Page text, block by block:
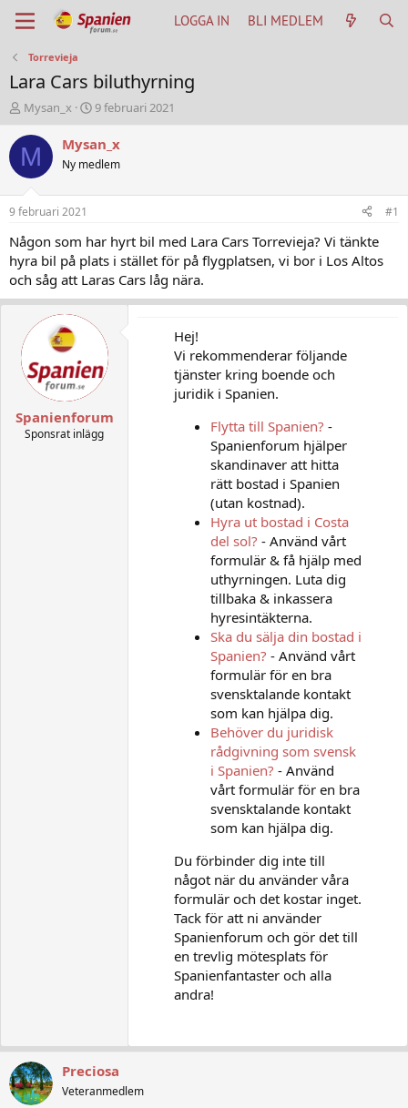
LOGGA IN BLI MEDLEM
Torrevieja
Lara Cars biluthyrning
T
h
r
e
t
a
t
e
r
Mysan_x
S
t
a
t
u
m
9 februari 2021
M Mysan_x
Ny medlem
9 februari 2021 #1
Någon som har hyrt bil med Lara Cars Torrevieja? Vi tänkte
hyra bil på plats i stället för på flygplatsen, vi bor i Los Altos
och såg att Laras Cars låg nära.
Spanienforum
Sponsrat inlägg
Hej!
Vi rekommenderar följande
tjänster kring boende och
juridik i Spanien.
Flytta till Spanien? -
Spanienforum hjälper
skandinaver att hitta
rätt bostad i Spanien
(utan kostnad).
Hyra ut bostad i Costa
del sol? - Använd vårt
formulär & få hjälp med
uthyrningen. Luta dig
tillbaka & inkassera
hyresintäkterna.
Ska du sälja din bostad i
Spanien? - Använd vårt
formulär för en bra
svensktalande kontakt
som kan hjälpa dig.
Behöver du juridisk
rådgivning som svensk
i Spanien? - Använd
vårt formulär för en bra
svensktalande kontakt
som kan hjälpa dig.
Du förbinder dig inte till
något när du använder våra
formulär och det kostar inget.
Tack för att ni använder
Spanienforum och gör det till
en trevlig mötesplats för
Spanienfantaster och alla
andra!
Preciosa
Veteranmedlem